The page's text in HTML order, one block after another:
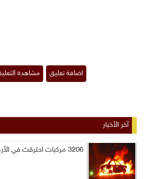
آخر الأخبار
3206 مركبات احترقت في الأردن خلال عامين